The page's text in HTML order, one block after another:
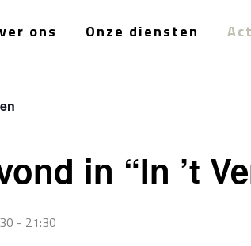
ons Onze diensten
in “In ’t
- 21:30